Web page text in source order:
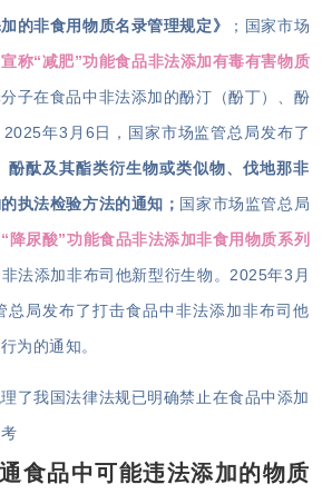
的非食用物质名录管理规定》
；国家市场
宣称“减肥”功能食品非法添加有毒有害物质
子在食品中非法添加的酚汀（酚丁）、酚
年3月6日，国家市场监管总局发布了
酚酞及其酯类衍生物或类似物、伐地那非
执法检验方法的通知； 国家市场监管总局
降尿酸”功能食品非法添加非食用物质系列
法添加非布司他新型衍生物。2025年3月
总局发布了打击食品中非法添加非布司他
为的通知。
了我国法律法规已明确禁止在食品中添加
食品中可能违法添加的物质